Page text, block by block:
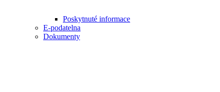
Poskytnuté informace
E-podatelna
Dokumenty